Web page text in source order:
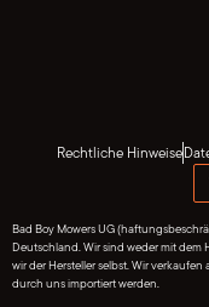
Rechtliche Hinweise
Bad Boy Mowers UG
Deutschland. Wir sind weder mit dem
wir der Hersteller selbst. Wir
durch uns importiert werden.